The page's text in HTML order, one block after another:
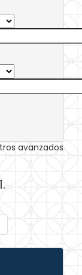
avanzados